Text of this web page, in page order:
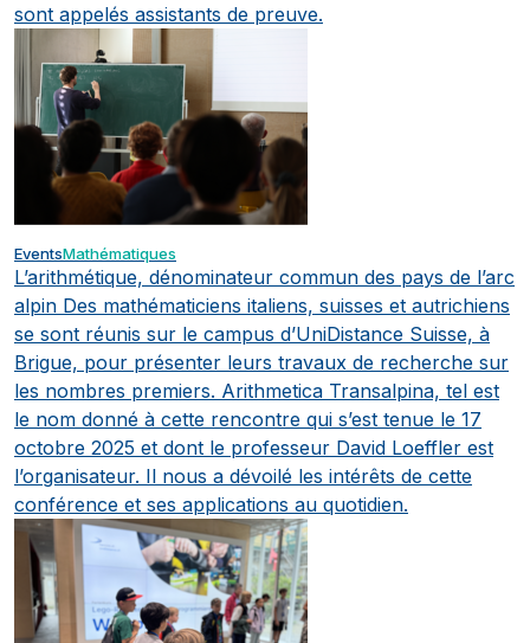
sont appelés assistants de preuve.
EventsMathématiques
L’arithmétique, dénominateur commun des pays de l’arc
alpin Des mathématiciens italiens, suisses et autrichiens
se sont réunis sur le campus d’UniDistance Suisse, à
Brigue, pour présenter leurs travaux de recherche sur
les nombres premiers. Arithmetica Transalpina, tel est
le nom donné à cette rencontre qui s’est tenue le 17
octobre 2025 et dont le professeur David Loeffler est
l’organisateur. Il nous a dévoilé les intérêts de cette
conférence et ses applications au quotidien.